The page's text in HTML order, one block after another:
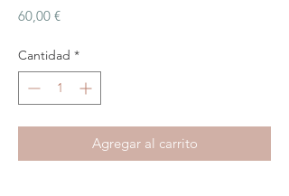
60,00 €Precio
Cantidad *
Agregar al carrito